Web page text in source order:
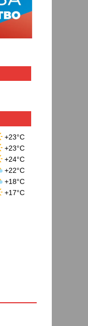
+23°C
+23°C
+24°C
+22°C
+18°C
+17°C